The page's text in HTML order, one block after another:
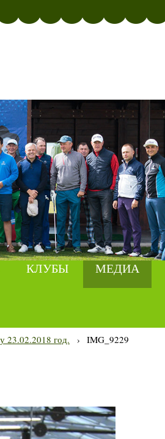
КЛУБЫ МЕДИА
23.02.2018 год. › IMG_9229